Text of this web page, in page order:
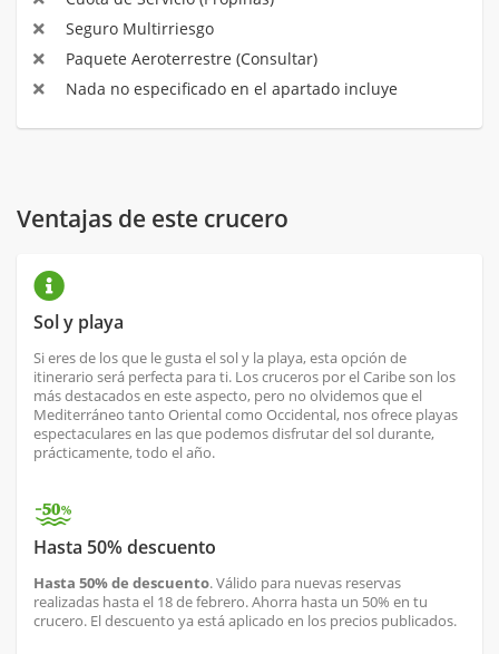
Seguro Multirriesgo
Paquete Aeroterrestre (Consultar)
Nada no especificado en el apartado incluye
Ventajas de este crucero
Sol y playa
Si eres de los que le gusta el sol y la playa, esta opción de
itinerario será perfecta para ti. Los cruceros por el Caribe son los
más destacados en este aspecto, pero no olvidemos que el
Mediterráneo tanto Oriental como Occidental, nos ofrece playas
espectaculares en las que podemos disfrutar del sol durante,
prácticamente, todo el año.
Hasta 50% descuento
Hasta 50% de descuento. Válido para nuevas reservas
realizadas hasta el 18 de febrero. Ahorra hasta un 50% en tu
crucero. El descuento ya está aplicado en los precios publicados.